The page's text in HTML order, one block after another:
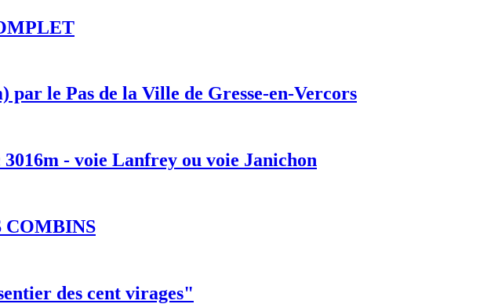
par le Pas de la Ville de Gresse-en-Vercors
- voie Lanfrey ou voie Janichon
COMBINS
des cent virages"